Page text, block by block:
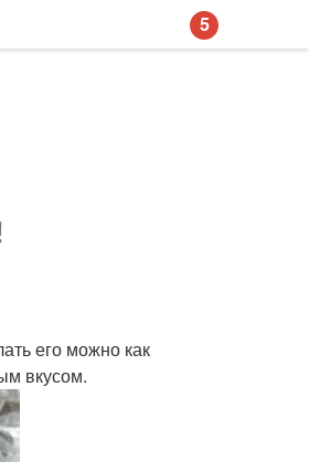
его можно как
вкусом.
5